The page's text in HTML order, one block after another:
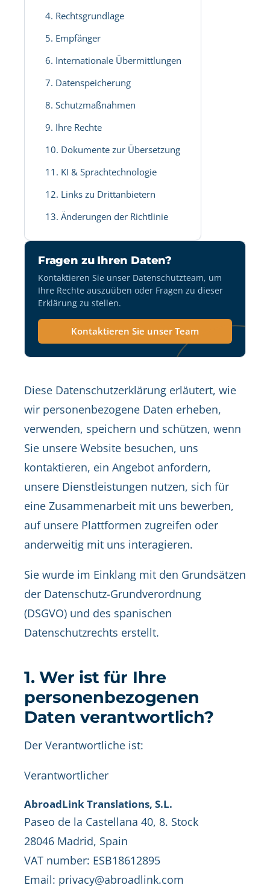
4. Rechtsgrundlage
5. Empfänger
6. Internationale Übermittlungen
7. Datenspeicherung
8. Schutzmaßnahmen
9. Ihre Rechte
10. Dokumente zur Übersetzung
11. KI & Sprachtechnologie
12. Links zu Drittanbietern
13. Änderungen der Richtlinie
Fragen zu Ihren Daten?
Kontaktieren Sie unser Datenschutzteam, um
Ihre Rechte auszuüben oder Fragen zu dieser
Erklärung zu stellen.
Kontaktieren Sie unser Team
Diese Datenschutzerklärung erläutert, wie
wir personenbezogene Daten erheben,
verwenden, speichern und schützen, wenn
Sie unsere Website besuchen, uns
kontaktieren, ein Angebot anfordern,
unsere Dienstleistungen nutzen, sich für
eine Zusammenarbeit mit uns bewerben,
auf unsere Plattformen zugreifen oder
anderweitig mit uns interagieren.
Sie wurde im Einklang mit den Grundsätzen
der Datenschutz-Grundverordnung
(DSGVO) und des spanischen
Datenschutzrechts erstellt.
1. Wer ist für Ihre
personenbezogenen
Daten verantwortlich?
Der Verantwortliche ist:
Verantwortlicher
AbroadLink Translations, S.L.
Paseo de la Castellana 40, 8. Stock
28046 Madrid, Spain
VAT number: ESB18612895
Email: privacy@abroadlink.com